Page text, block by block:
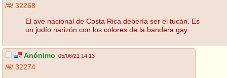
/#/ 32268
El ave nacional de Costa Rica debería ser el tucán. Es
un judío narizón con los colores de la bandera gay.
Anónimo 05/06/21 14:13
/#/ 32274